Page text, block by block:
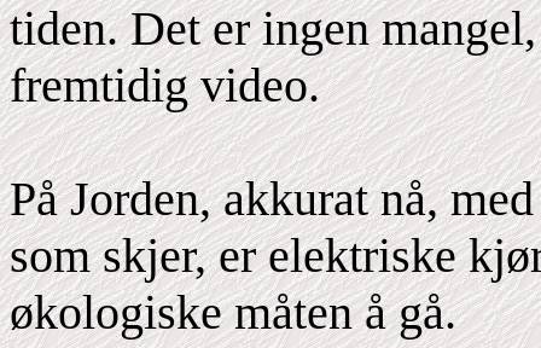
tiden. Det er ingen
fremtidig video.
På Jorden, akkurat nå,
som skjer, er elektriske
økologiske måten å gå.